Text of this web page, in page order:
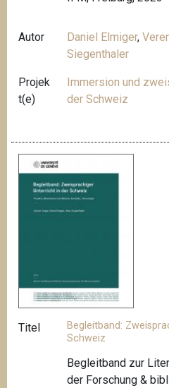
Autor Daniel Elmiger,
Siegenthaler
Projek
t(e)
Immersion und
der Schweiz
Titel
Begleitband:
Schweiz
Begleitband zur
der Forschung &